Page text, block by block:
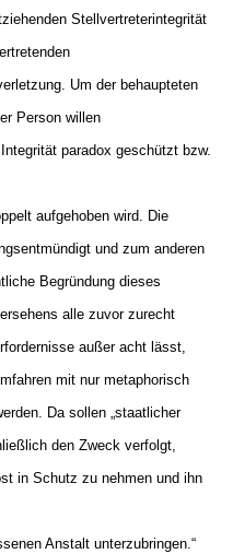
Stellvertreterintegrität
Um der behaupteten
Person willen
paradox geschützt bzw.
aufgehoben wird. Die
und zum anderen
Begründung dieses
alle zuvor zurecht
außer acht lässt,
mit nur metaphorisch
Da sollen „staatlicher
den Zweck verfolgt,
in Schutz zu nehmen und ihn
Anstalt unterzubringen.“